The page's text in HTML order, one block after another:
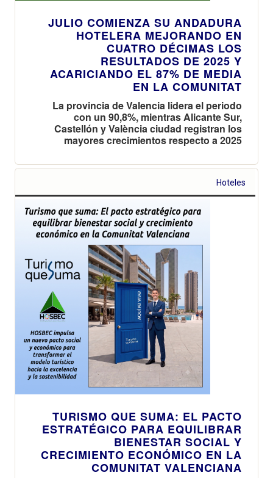
JULIO COMIENZA SU ANDADURA
HOTELERA MEJORANDO EN
CUATRO DÉCIMAS LOS
RESULTADOS DE 2025 Y
ACARICIANDO EL 87% DE MEDIA
EN LA COMUNITAT
La provincia de Valencia lidera el periodo
con un 90,8%, mientras Alicante Sur,
Castellón y València ciudad registran los
mayores crecimientos respecto a 2025
Hoteles
TURISMO QUE SUMA: EL PACTO
ESTRATÉGICO PARA EQUILIBRAR
BIENESTAR SOCIAL Y
CRECIMIENTO ECONÓMICO EN LA
COMUNITAT VALENCIANA